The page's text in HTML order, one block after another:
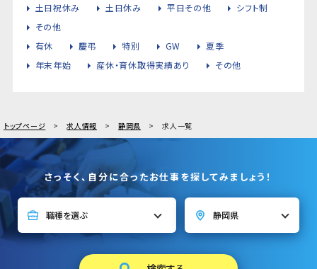
土日祝休み
土日休み 平日その他
シフト制
その他
有休
慶弔 特別 GW
夏季
年末年始
産休・育休取得実績あり その他
トップページ 求人情報 静岡県 求人一覧
さっそく、自分に合ったお仕事を探してみましょう！